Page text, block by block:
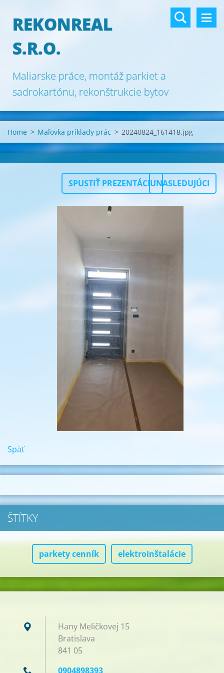
REKONREAL
S.R.O.
Maliarske práce, montáž parkiet a
sadrokartónu, rekonštrukcie bytov
Bratislava.
Home > Maľovka príklady prác > 20240824_161418.jpg
SPUSTIŤ PREZENTÁCIUNASLEDUJÚCI
Späť
ŠTÍTKY
parkety cenník elektroinštalácie
Hany Meličkovej 15
Bratislava
841 05
0904898393